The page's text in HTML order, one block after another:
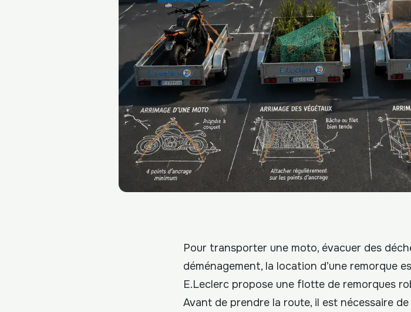
Pour transporter une moto, évacuer des
déménagement, la location d’une remorque
E.Leclerc propose une flotte de remorques
Avant de prendre la route, il est nécessaire